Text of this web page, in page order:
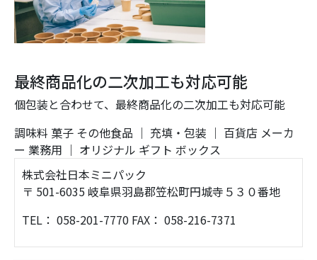
最終商品化の二次加工も対応可能
個包装と合わせて、最終商品化の二次加工も対応可能
調味料 菓子 その他食品 ｜ 充填・包装 ｜ 百貨店 メーカ
ー 業務用 ｜ オリジナル ギフト ボックス
株式会社日本ミニパック
〒 501-6035 岐阜県羽島郡笠松町円城寺５３０番地
TEL： 058-201-7770 FAX： 058-216-7371